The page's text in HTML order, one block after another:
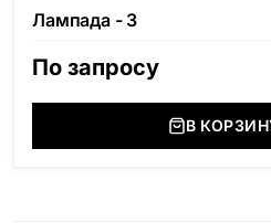
Лампада - 3
По запросу
В